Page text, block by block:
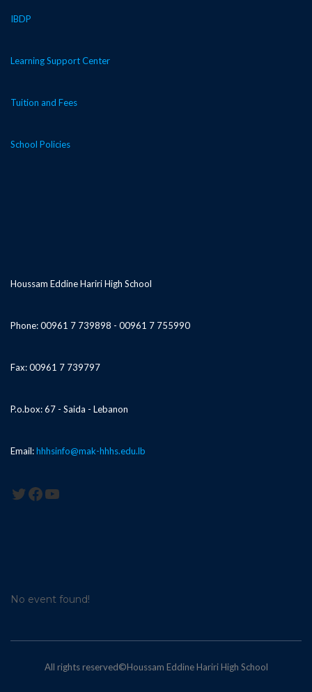
IBDP
Learning Support Center
Tuition and Fees
School Policies
Houssam Eddine Hariri High School
Phone: 00961 7 739898 - 00961 7 755990
Fax: 00961 7 739797
P.o.box: 67 - Saida - Lebanon
Email:hhhsinfo@mak-hhhs.edu.lb
Twitter
Facebook
YouTube
No event found!
All rights reserved©Houssam Eddine Hariri High School